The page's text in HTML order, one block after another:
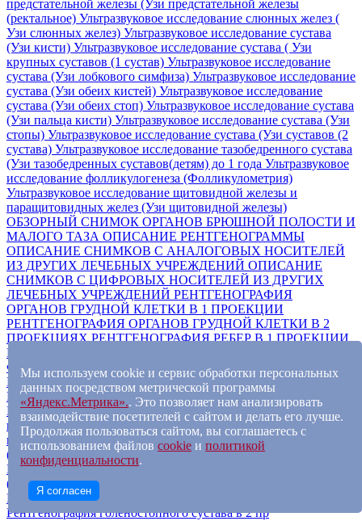
предстательной железы (Узи предстательной железы
(ректальное) Ультразвуковое исследование слюнных желез (
Узи слюнных желез) Ультразвуковое исследование сустава
(Узи кисти) Ультразвуковое исследование сустава ( Узи
крупных суставов (1 сустав) Ультразвуковое исследование
сустава (Узи лобкового симфиза) Ультразвуковое исследование
сустава (Узи обеих кистей) Ультразвуковое исследование
сустава (Узи обеих стоп) Ультразвуковое исследование сустава
(Узи пальца кисти) Ультразвуковое исследование сустава (Узи
стопы) Ультразвуковое исследование сустава (Узи суставов (2
сустава) Ультразвуковое исследование тазобедренного сустава
(Узи тазобедренных суставов(детям) до 1 года Ультразвуковое
исследование фолликулогенеза (Фолликулометрия)
Ультразвуковое исследование щитовидной железы и
паращитовидных желез (Узи щитовидной железы)
ОБЗОРНЫЙ СНИМОК ОРГАНОВ БРЮШНОЙ ПОЛОСТИ И
МАЛОГО ТАЗА ОПИСАНИЕ РЕНТГЕНОГРАММЫ
ОПИСАНИЕ СНИМКОВ С АНАЛОГОВЫХ НОСИТЕЛЕЙ
ИЗ ДРУГИХ ЛЕЧЕБНЫХ УЧРЕЖДЕНИЙ ОПИСАНИЕ
СНИМКОВ С ЦИФРОВЫХ НОСИТЕЛЕЙ ИЗ ДРУГИХ
ЛЕЧЕБНЫХ УЧРЕЖДЕНИЙ РЕНТГЕНОГРАФИЯ
ОРГАНОВ ГРУДНОЙ КЛЕТКИ В 1 ПРОЕКЦИИ
РЕНТГЕНОГРАФИЯ ОРГАНОВ ГРУДНОЙ КЛЕТКИ В 2
ПРОЕКЦИЯХРЕНТГЕНОГРАФИЯ РЕБЕР В 1 ПРОЕКЦИИ
РЕНТГЕНОГРАФИЯ РЕБЕР В 2-Х ПРОЕКЦИЯХ
ФЛЮОРОГРАФИЯ
ФЛЮОРОГРАФИЯВ 2-Х ПРОЕКЦИЯХ
Распечатка снимка на рентгеновской пленке (1 шт)
Рентгенография 1-го и 2-го шейного позвонка
Рентгенография верхней конечности (плечев.кость, кости
предплеч., кисть) в 2 проекцияхРентгенография верхней
конечности (Рентгенография верхней конечности
(плечев.кость, кости предплеч., кисть) в 1 проекции)
Рентгенография всего черепа, в одной или более проекциях
(Рентгенография костей черепа в 2-х проекциях)
Рентгенография голеностопного сустава в 1 пр
Рентгенография голеностопного сустава в 2 пр
Мы используем cookie и сервис обработки персональных
данных посредством метрической программы
«Яндекс.Метрика».. Это позволяет нам анализировать
взаимодействие посетителей с сайтом и делать его лучше.
Продолжая пользоваться сайтом, вы соглашаетесь с
использованием файлов cookie и политикой
конфиденциальности.
Я согласен